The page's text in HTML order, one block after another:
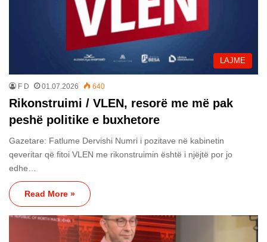
LAJME
F D 01.07.2026 640
Rikonstruimi / VLEN, resorë me më pak
peshë politike e buxhetore
Gazetare: Fatlume Dervishi Numri i pozitave në kabinetin
qeveritar që fitoi VLEN me rikonstruimin është i njëjtë por jo
edhe…
Read More »